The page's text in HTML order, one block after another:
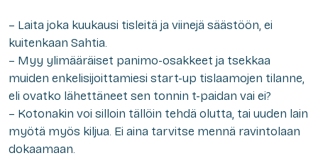
– Laita joka kuukausi tisleitä ja viinejä säästöön, ei
kuitenkaan Sahtia.
– Myy ylimääräiset panimo-osakkeet ja tsekkaa
muiden enkelisijoittamiesi start-up tislaamojen tilanne,
eli ovatko lähettäneet sen tonnin t-paidan vai ei?
– Kotonakin voi silloin tällöin tehdä olutta, tai uuden lain
myötä myös kiljua. Ei aina tarvitse mennä ravintolaan
dokaamaan.